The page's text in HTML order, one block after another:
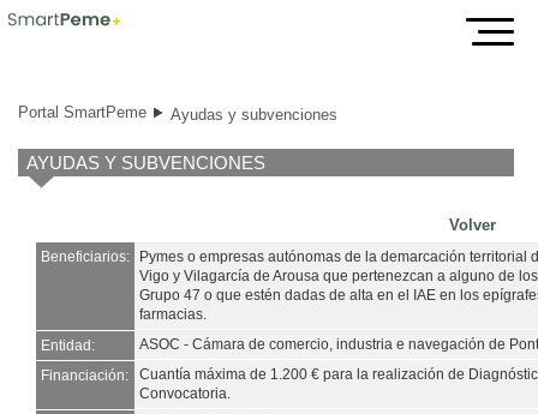
Ayudas y subvenciones
Portal SmartPeme Ayudas y subvenciones
AYUDAS Y SUBVENCIONES
Volver
Beneficiarios:
Pymes o empresas autónomas de la demarcación territorial
Vigo y Vilagarcía de Arousa que pertenezcan a alguno de
Grupo 47 o que estén dadas de alta en el IAE en los
farmacias.
Entidad:
ASOC - Cámara de comercio, industria e navegación de
Financiación:
Cuantía máxima de 1.200 € para la realización de
Convocatoria.